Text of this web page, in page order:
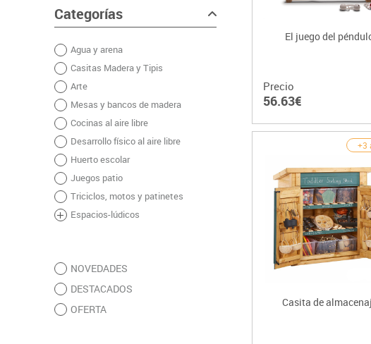
Categorías
Agua y arena
Casitas Madera y Tipis
Arte
Mesas y bancos de madera
Cocinas al aire libre
Desarrollo físico al aire libre
Huerto escolar
Juegos patio
Triciclos, motos y patinetes
Espacios-lúdicos
NOVEDADES
DESTACADOS
OFERTA
El juego del
Precio
56.63€
+3
Casita de